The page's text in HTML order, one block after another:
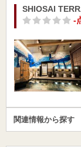
SHIOSAI
-
関連情報から探す